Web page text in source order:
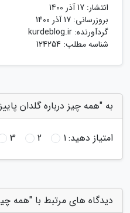
انتشار: 17 آذر 1400
بروزرسانی: 17 آذر 1400
گردآورنده: kurdeblog.ir
شناسه مطلب: 124254
به "همه چیز درباره گلدان
امتیاز دهید:1
2
3
دیدگاه های مرتبط با "همه